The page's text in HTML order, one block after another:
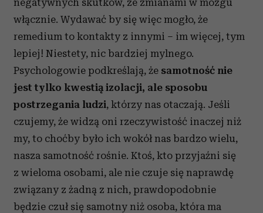
negatywnych skutków, ze zmianami w mózgu
włącznie. Wydawać by się więc mogło, że
remedium to kontakty z innymi – im więcej, tym
lepiej! Niestety, nic bardziej mylnego.
Psychologowie podkreślają, że samotność nie
jest tylko kwestią izolacji, ale sposobu
postrzegania ludzi, którzy nas otaczają. Jeśli
czujemy, że widzą oni rzeczywistość inaczej niż
my, to choćby było ich wokół nas bardzo wielu,
nasza samotność rośnie. Ktoś, kto przyjaźni się
z wieloma osobami, ale nie czuje się naprawdę
związany z żadną z nich, prawdopodobnie
będzie czuł się samotny niż osoba, która ma